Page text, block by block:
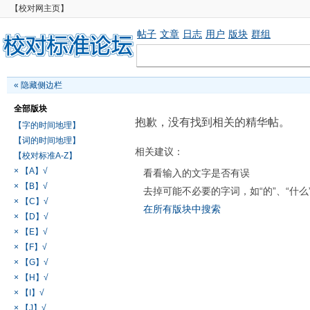
【校对网主页】
帖子 文章 日志 用户 版块 群组
« 隐藏侧边栏
全部版块
【字的时间地理】
【词的时间地理】
【校对标准A-Z】
× 【A】√
× 【B】√
× 【C】√
× 【D】√
× 【E】√
× 【F】√
× 【G】√
× 【H】√
× 【I】√
× 【J】√
抱歉，没有找到相关的精华帖。
相关建议：
看看输入的文字是否有误
去掉可能不必要的字词，如“的”、“什么
在所有版块中搜索